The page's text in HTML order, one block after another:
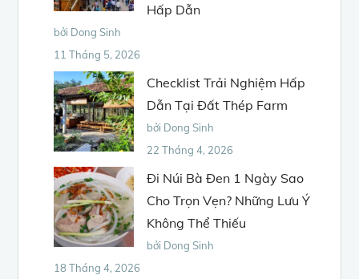
Hấp Dẫn
bởi Dong Sinh
11 Tháng 5, 2026
Checklist Trải Nghiệm Hấp
Dẫn Tại Đất Thép Farm
bởi Dong Sinh
22 Tháng 4, 2026
Đi Núi Bà Đen 1 Ngày Sao
Cho Trọn Vẹn? Những Lưu Ý
Không Thể Thiếu
bởi Dong Sinh
18 Tháng 4, 2026